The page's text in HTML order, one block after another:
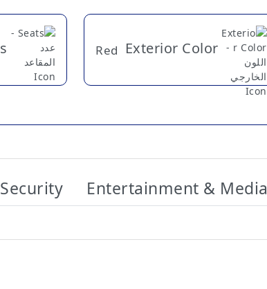
Exterior Color
Red
Entertainment & Media